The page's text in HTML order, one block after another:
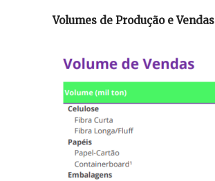
Volumes de Produção e Vendas